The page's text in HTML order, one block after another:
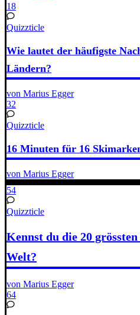
18
Quizzticle
Wie lautet der häufigste
Ländern?
von Marius Egger
32
Quizzticle
16 Minuten für 16
von Marius Egger
54
Quizzticle
Kennst du die 20
Welt?
von Marius Egger
64